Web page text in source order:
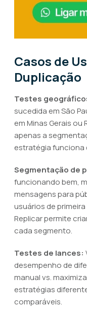
Casos de
Duplicação
Testes
sucedida em São
em Minas Gerais ou
apenas a
estratégia funciona
Segmentação de
funcionando bem,
mensagens para
usuários de
Replicar permite
cada segmento.
Testes de lances:
desempenho de
manual vs.
estratégias
comparáveis.